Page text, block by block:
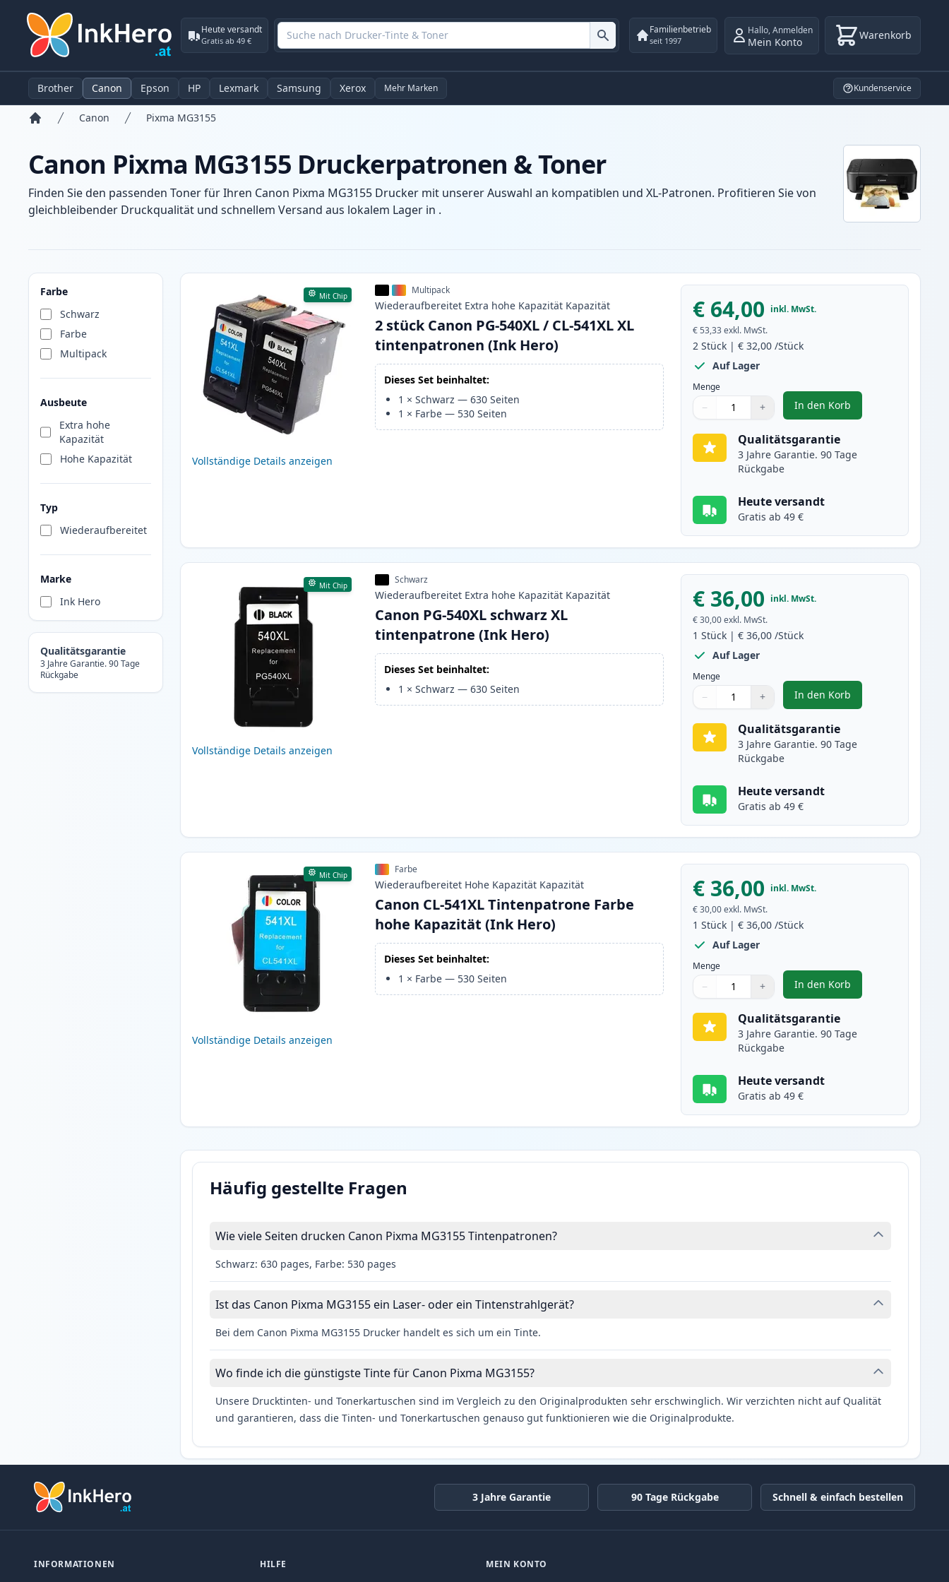
Heute versandt
Gratis ab 49 €
Familienbetrieb
seit 1997
Hallo,Anmelden
Mein Konto Warenkorb
Brother Canon Epson HP Lexmark Samsung Xerox Mehr Marken Kundenservice
Canon Pixma MG3155
Canon Pixma MG3155 Druckerpatronen & Toner
Finden Sie den passenden Toner für Ihren Canon Pixma MG3155 Drucker mit unserer Auswahl an kompatiblen und XL-Patronen. Profitieren Sie von
gleichbleibender Druckqualität und schnellem Versand aus lokalem Lager in .
Farbe
Schwarz
Farbe
Multipack
Ausbeute
Extra hohe
Kapazität
Hohe Kapazität
Typ
Wiederaufbereitet
Marke
Ink Hero
Qualitätsgarantie
3 Jahre Garantie. 90 Tage
Rückgabe
Produkte
Mit Chip
Vollständige Details anzeigen
Multipack
Wiederaufbereitet Extra hohe Kapazität Kapazität
2 stück Canon PG-540XL / CL-541XL XL
tintenpatronen (Ink Hero)
Dieses Set beinhaltet:
1 ×Schwarz —630 Seiten
1 × Farbe — 530 Seiten
€ 64,00 inkl. MwSt.
€ 53,33 exkl. MwSt.
2 Stück |€ 32,00 /Stück
Auf Lager
Menge
Menge
Verwenden Sie die Tasten, um anzupassen
− +
Menge 1
In den Korb
, 2 stück Canon PG-540XL
Qualitätsgarantie
3 Jahre Garantie. 90 Tage
Rückgabe
Heute versandt
Gratis ab 49 €
Mit Chip
Vollständige Details anzeigen
Schwarz
Wiederaufbereitet Extra hohe Kapazität Kapazität
Canon PG-540XL schwarz XL
tintenpatrone (Ink Hero)
Dieses Set beinhaltet:
1 ×Schwarz —630 Seiten
€ 36,00 inkl. MwSt.
€ 30,00 exkl. MwSt.
1 Stück |€ 36,00 /Stück
Auf Lager
Menge
Menge
Verwenden Sie die Tasten, um anzupassen
− +
Menge 1
In den Korb
, Canon PG-540XL
Qualitätsgarantie
3 Jahre Garantie. 90 Tage
Rückgabe
Heute versandt
Gratis ab 49 €
Mit Chip
Vollständige Details anzeigen
Farbe
Wiederaufbereitet Hohe Kapazität Kapazität
Canon CL-541XL Tintenpatrone Farbe
hohe Kapazität (Ink Hero)
Dieses Set beinhaltet:
1 × Farbe — 530 Seiten
€ 36,00 inkl. MwSt.
€ 30,00 exkl. MwSt.
1 Stück |€ 36,00 /Stück
Auf Lager
Menge
Menge
Verwenden Sie die Tasten, um anzupassen
− +
Menge 1
In den Korb
, Canon CL-541XL
Qualitätsgarantie
3 Jahre Garantie. 90 Tage
Rückgabe
Heute versandt
Gratis ab 49 €
Häufig gestellte Fragen
Wie viele Seiten drucken Canon Pixma MG3155 Tintenpatronen?
Schwarz: 630 pages, Farbe: 530 pages
Ist das Canon Pixma MG3155 ein Laser- oder ein Tintenstrahlgerät?
Bei dem Canon Pixma MG3155 Drucker handelt es sich um ein Tinte.
Wo finde ich die günstigste Tinte für Canon Pixma MG3155?
Unsere Drucktinten- und Tonerkartuschen sind im Vergleich zu den Originalprodukten sehr erschwinglich. Wir verzichten nicht auf Qualität
und garantieren, dass die Tinten- und Tonerkartuschen genauso gut funktionieren wie die Originalprodukte.
3 Jahre Garantie 90 Tage Rückgabe Schnell & einfach bestellen
INFORMATIONEN HILFE MEIN KONTO